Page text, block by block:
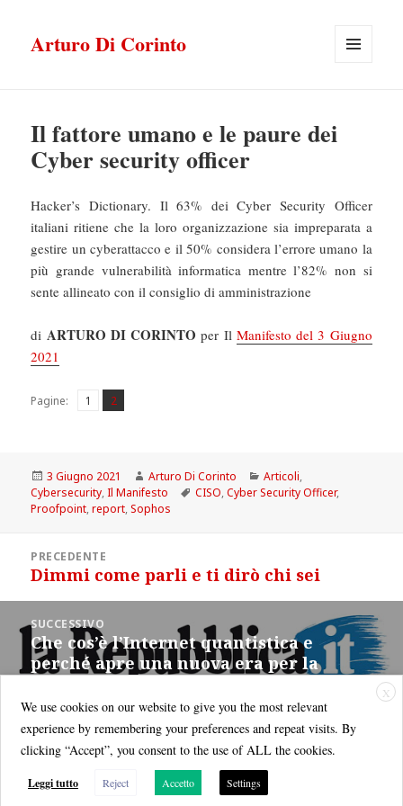
Arturo Di Corinto
Il fattore umano e le paure dei
Cyber security officer
Hacker’s Dictionary. Il 63% dei Cyber Security Officer
italiani ritiene che la loro organizzazione sia impreparata a
gestire un cyberattacco e il 50% considera l’errore umano la
più grande vulnerabilità informatica mentre l’82% non si
sente allineato con il consiglio di amministrazione
di ARTURO DI CORINTO per Il Manifesto del 3 Giugno
2021
Pagine: Pagina
1 ,
Pagina
2
Scritto
il
3 Giugno 2021 Autore
Arturo Di Corinto Categorie
Articoli,
Cybersecurity,Il Manifesto Tag
CISO,Cyber Security Officer,
Proofpoint,report,Sophos
articoliPRECEDENTE
Articolo
precedente:
Dimmi come parli e ti dirò chi sei
SUCCESSIVO
Articolo
successivo:
Che cos’è l’Internet quantistica e
perché apre una nuova era per la
X
We use cookies on our website to give you the most relevant
experience by remembering your preferences and repeat visits. By
clicking “Accept”, you consent to the use of ALL the cookies.
Leggi tutto Reject Accetto Settings